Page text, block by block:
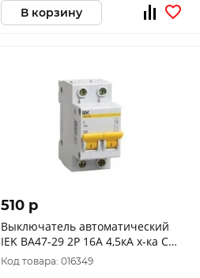
В корзину
510 p
Выключатель автоматический
IEK ВА47-29 2Р 16А 4,5кА х-ка С
MVA20-2-016-C
Код товара: 016349